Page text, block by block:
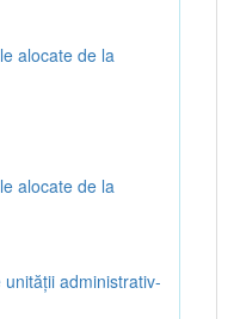
alocate de la
alocate de la
administrativ-